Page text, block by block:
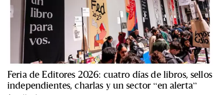
Feria de Editores 2026: cuatro días de libros, sellos
independientes, charlas y un sector “en alerta”